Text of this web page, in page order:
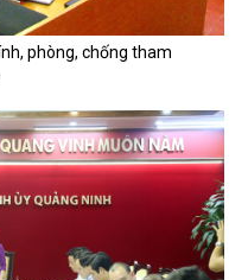
phòng, chống tham